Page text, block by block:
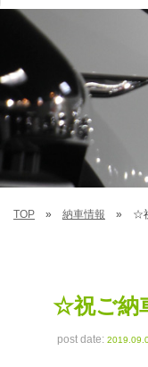
TOP 納車情報 ☆
☆祝ご納
post date: